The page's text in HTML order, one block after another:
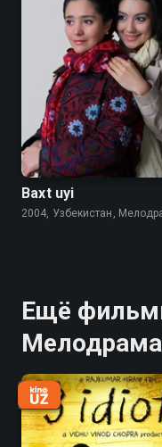
Baxt uyi
2004, Узбекистан,
Ещё
Мелодрама